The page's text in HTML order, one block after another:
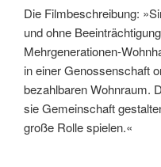
Die Filmbeschreibung:
und ohne
Mehrgenerationen-
in einer Genossenschaft
bezahlbaren Wohnraum.
sie Gemeinschaft
große Rolle spielen.«